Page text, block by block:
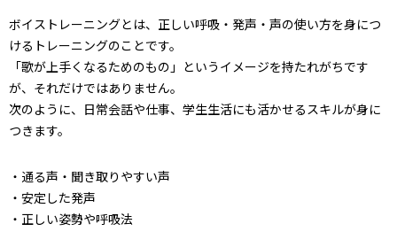
ボイストレーニングとは、正しい呼吸・発声・声の使い方を身につ
けるトレーニングのことです。
「歌が上手くなるためのもの」というイメージを持たれがちです
が、それだけではありません。
次のように、日常会話や仕事、学生生活にも活かせるスキルが身に
つきます。
・通る声・聞き取りやすい声
・安定した発声
・正しい姿勢や呼吸法